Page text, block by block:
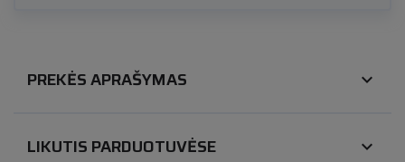
PREKĖS APRAŠYMAS expand_more
LIKUTIS PARDUOTUVĖSE expand_more